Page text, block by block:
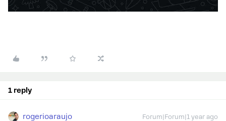
1 reply
rogerioaraujo Forum|Forum|1 year ago